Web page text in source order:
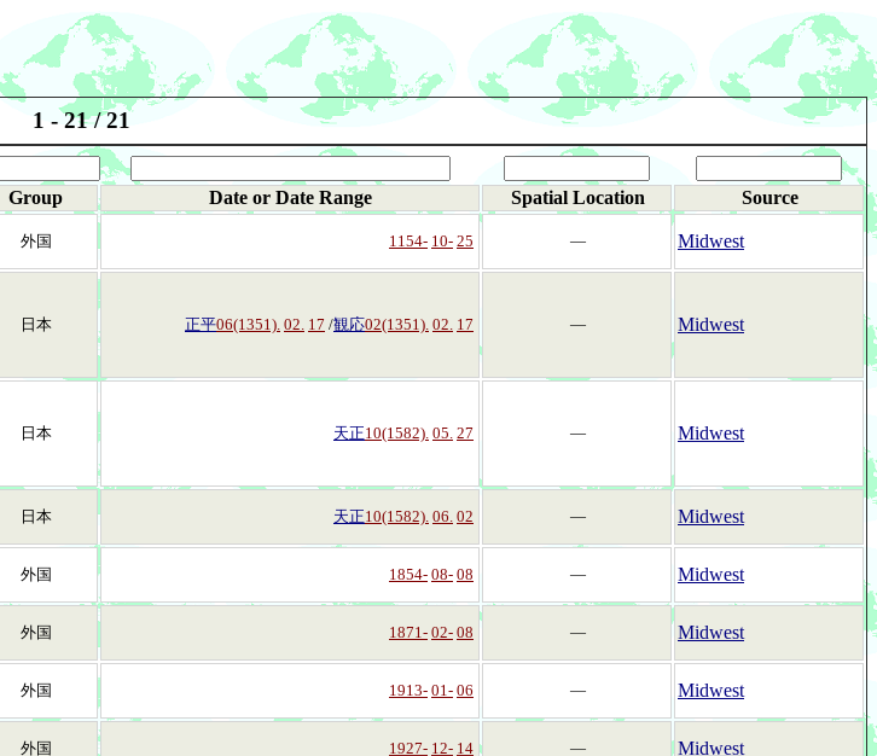
1 - 21 / 21
Group Date or Date Range Spatial Location Source
外国 1154- 10- 25 ― Midwest
日本 正平06(1351). 02. 17 /観応02(1351). 02. 17 ― Midwest
日本 天正10(1582). 05. 27 ― Midwest
日本 天正10(1582). 06. 02 ― Midwest
外国 1854- 08- 08 ― Midwest
外国 1871- 02- 08 ― Midwest
外国 1913- 01- 06 ― Midwest
外国 1927- 12- 14 ― Midwest